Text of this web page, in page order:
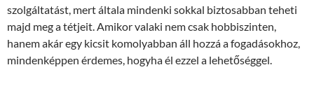
szolgáltatást, mert általa mindenki sokkal biztosabban teheti
majd meg a tétjeit. Amikor valaki nem csak hobbiszinten,
hanem akár egy kicsit komolyabban áll hozzá a fogadásokhoz,
mindenképpen érdemes, hogyha él ezzel a lehetőséggel.